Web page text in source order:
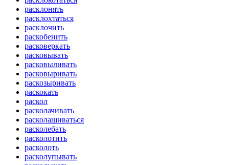
расклонять
расклохтаться
расклочить
раскобенить
расковеркать
расковывать
расковыливать
расковыривать
раскозыривать
раскокать
раскол
расколачивать
расколашиваться
расколебать
расколотить
расколоть
расколупывать